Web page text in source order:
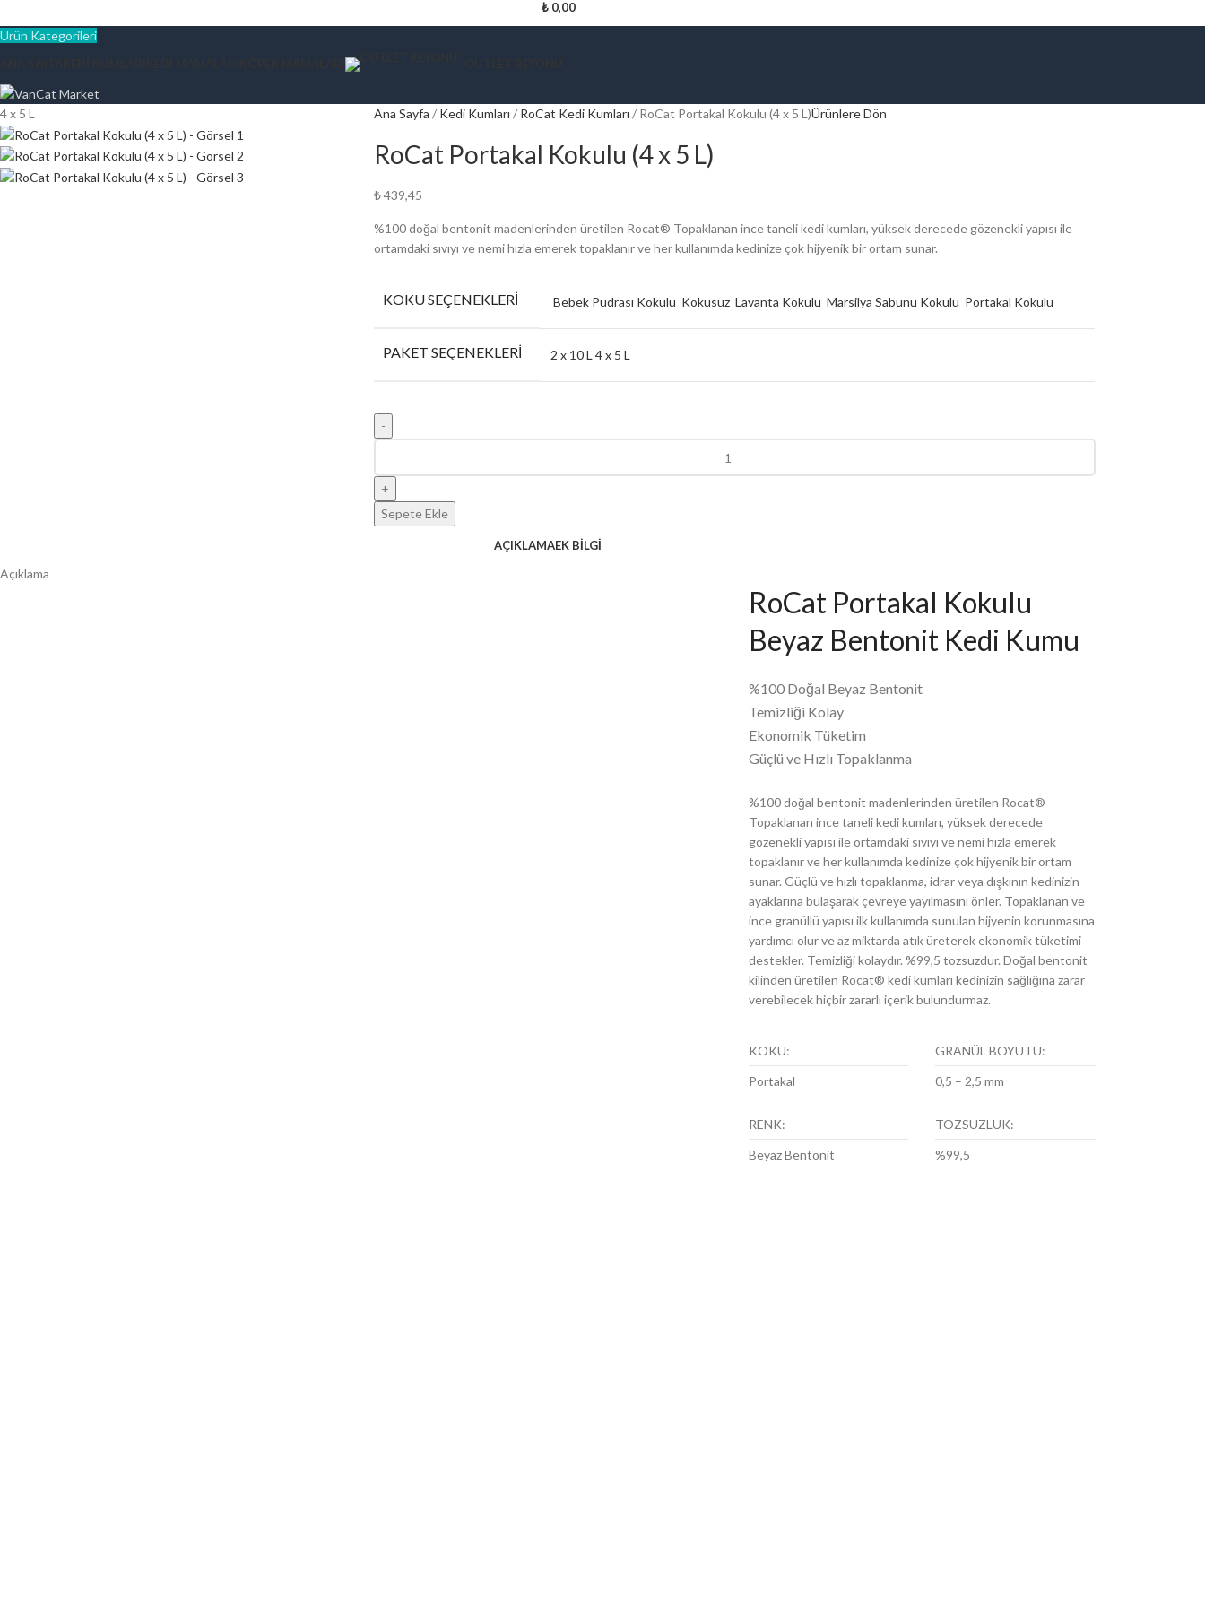
₺0,00
Ürün Kategorileri
4 x 5 L Ana Sayfa Kedi Kumları RoCat Kedi Kumları RoCat Portakal Kokulu (4 x 5 L)Ürünlere Dön
RoCat Portakal Kokulu (4 x 5 L)
₺439,45
%100 doğal bentonit madenlerinden üretilen Rocat® Topaklanan ince taneli kedi kumları, yüksek derecede gözenekli yapısı ile
ortamdaki sıvıyı ve nemi hızla emerek topaklanır ve her kullanımda kedinize çok hijyenik bir ortam sunar.
KOKU SEÇENEKLERI Bebek Pudrası Kokulu Kokusuz Lavanta Kokulu Marsilya Sabunu Kokulu Portakal Kokulu
PAKET SEÇENEKLERI 2 x 10 L4 x 5 L
Sepete Ekle
AÇIKLAMAEK BILGI
Açıklama
RoCat Portakal Kokulu
Beyaz Bentonit Kedi Kumu
%100 Doğal Beyaz Bentonit
Temizliği Kolay
Ekonomik Tüketim
Güçlü ve Hızlı Topaklanma
%100 doğal bentonit madenlerinden üretilen Rocat®
Topaklanan ince taneli kedi kumları, yüksek derecede
gözenekli yapısı ile ortamdaki sıvıyı ve nemi hızla emerek
topaklanır ve her kullanımda kedinize çok hijyenik bir ortam
sunar. Güçlü ve hızlı topaklanma, idrar veya dışkının kedinizin
ayaklarına bulaşarak çevreye yayılmasını önler. Topaklanan ve
ince granüllü yapısı ilk kullanımda sunulan hijyenin korunmasına
yardımcı olur ve az miktarda atık üreterek ekonomik tüketimi
destekler. Temizliği kolaydır. %99,5 tozsuzdur. Doğal bentonit
kilinden üretilen Rocat® kedi kumları kedinizin sağlığına zarar
verebilecek hiçbir zararlı içerik bulundurmaz.
KOKU:
Portakal
GRANÜL BOYUTU:
0,5 – 2,5 mm
RENK:
Beyaz Bentonit
TOZSUZLUK:
%99,5